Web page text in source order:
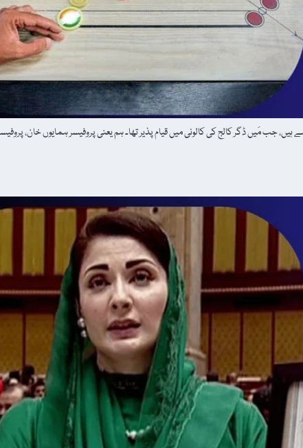
جب مَیں ڈگر کالج کی کالونی میں قیام پذیر تھا۔ ہم یعنی پروفیسر ہمایوں خان،